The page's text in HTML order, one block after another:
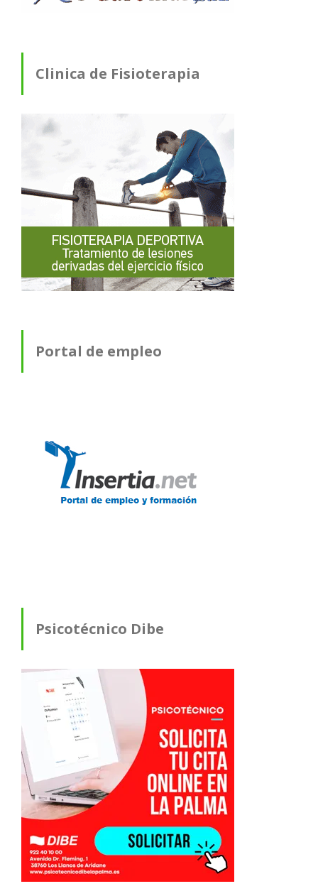
Clinica de Fisioterapia
Portal de empleo
Psicotécnico Dibe